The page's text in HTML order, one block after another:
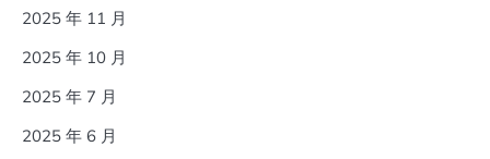
2025 年 11 月
2025 年 10 月
2025 年 7 月
2025 年 6 月